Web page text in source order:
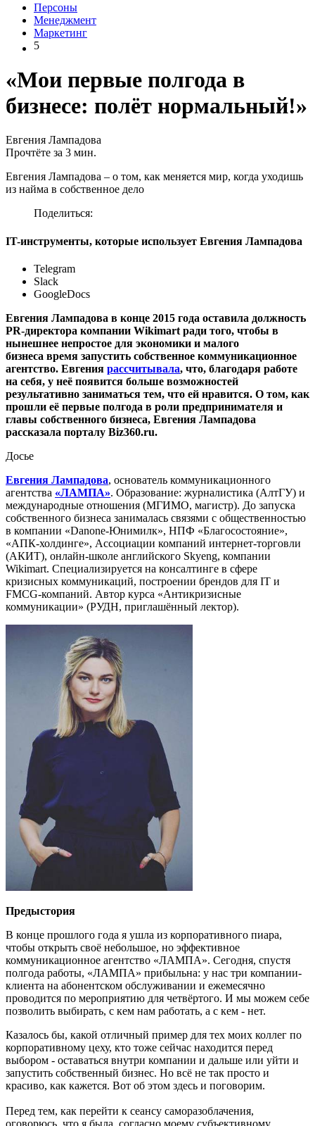
Персоны
Менеджмент
Маркетинг
5
«Мои первые полгода в
бизнесе: полёт нормальный!»
Евгения Лампадова
Прочтёте за 3 мин.
Евгения Лампадова – о том, как меняется мир, когда уходишь
из найма в собственное дело
Поделиться:
IT-инструменты, которые использует Евгения Лампадова
Telegram
Slack
GoogleDocs
Евгения Лампадова в конце 2015 года оставила должность
PR-директора компании Wikimart ради того, чтобы в
нынешнее непростое для экономики и малого
бизнеса время запустить собственное коммуникационное
агентство. Евгения рассчитывала, что, благодаря работе
на себя, у неё появится больше возможностей
результативно заниматься тем, что ей нравится. О том, как
прошли её первые полгода в роли предпринимателя и
главы собственного бизнеса, Евгения Лампадова
рассказала порталу Biz360.ru.
Досье
Евгения Лампадова, основатель коммуникационного
агентства «ЛАМПА». Образование: журналистика (АлтГУ) и
международные отношения (МГИМО, магистр). До запуска
собственного бизнеса занималась связями с общественностью
в компании «Danone-Юнимилк», НПФ «Благосостояние»,
«АПК-холдинге», Ассоциации компаний интернет-торговли
(АКИТ), онлайн-школе английского Skyeng, компании
Wikimart. Специализируется на консалтинге в сфере
кризисных коммуникаций, построении брендов для IT и
FMCG-компаний. Автор курса «Антикризисные
коммуникации» (РУДН, приглашённый лектор).
Предыстория
В конце прошлого года я ушла из корпоративного пиара,
чтобы открыть своё небольшое, но эффективное
коммуникационное агентство «ЛАМПА». Сегодня, спустя
полгода работы, «ЛАМПА» прибыльна: у нас три компании-
клиента на абонентском обслуживании и ежемесячно
проводится по мероприятию для четвёртого. И мы можем себе
позволить выбирать, с кем нам работать, а с кем - нет.
Казалось бы, какой отличный пример для тех моих коллег по
корпоративному цеху, кто тоже сейчас находится перед
выбором - оставаться внутри компании и дальше или уйти и
запустить собственный бизнес. Но всё не так просто и
красиво, как кажется. Вот об этом здесь и поговорим.
Перед тем, как перейти к сеансу саморазоблачения,
оговорюсь, что я была, согласно моему субъективному